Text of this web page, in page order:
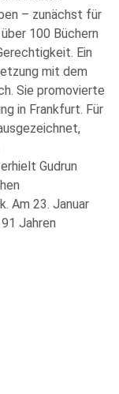
– zunächst für
100 Büchern
Ein
mit dem
Sie promovierte
in Frankfurt. Für
Gudrun
Am 23. Januar
Jahren